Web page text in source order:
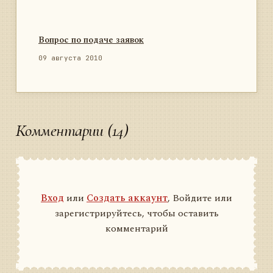
Вопрос по подаче заявок
09 августа 2010
Комментарии (14)
Вход или Создать аккаунт, Войдите или
зарегистрируйтесь, чтобы оставить
комментарий